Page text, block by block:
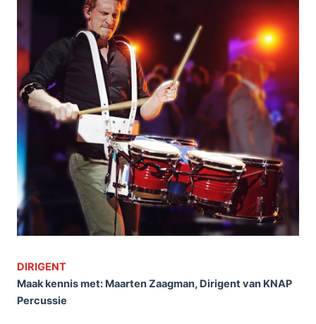
DIRIGENT
Maak kennis met: Maarten Zaagman, Dirigent van KNAP
Percussie